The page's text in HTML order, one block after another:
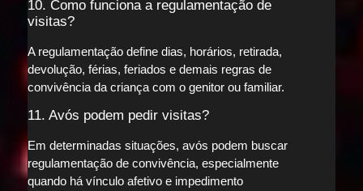
10. Como funciona a regulamentação de
visitas?
A regulamentação define dias, horários, retirada,
devolução, férias, feriados e demais regras de
convivência da criança com o genitor ou familiar.
11. Avós podem pedir visitas?
Em determinadas situações, avós podem buscar
regulamentação de convivência, especialmente
quando há vínculo afetivo e impedimento